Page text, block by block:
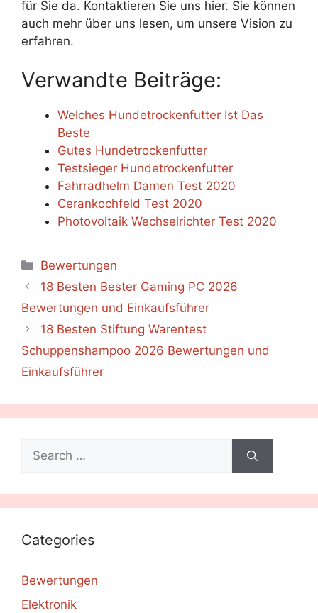
für Sie da. Kontaktieren Sie uns hier. Sie können
auch mehr über uns lesen, um unsere Vision zu
erfahren.
Verwandte Beiträge:
Welches Hundetrockenfutter Ist Das
Beste
Gutes Hundetrockenfutter
Testsieger Hundetrockenfutter
Fahrradhelm Damen Test 2020
Cerankochfeld Test 2020
Photovoltaik Wechselrichter Test 2020
Categories
Bewertungen
18 Besten Bester Gaming PC 2026
Bewertungen und Einkaufsführer
18 Besten Stiftung Warentest
Schuppenshampoo 2026 Bewertungen und
Einkaufsführer
Search
for:
Categories
Bewertungen
Elektronik